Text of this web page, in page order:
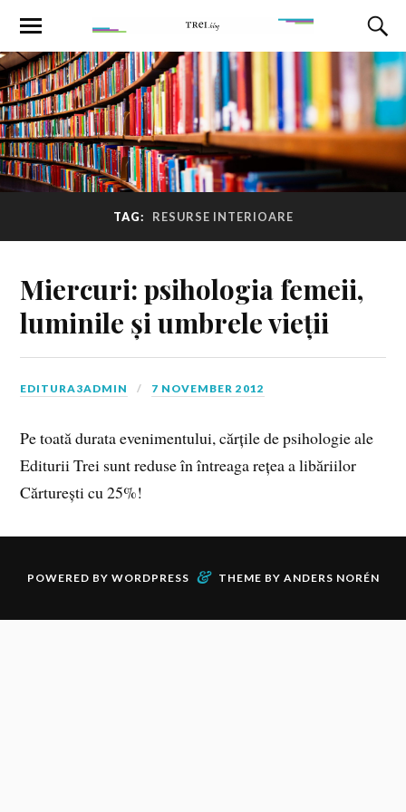
TAG: RESURSE INTERIOARE
Miercuri: psihologia femeii,
luminile și umbrele vieții
EDITURA3ADMIN 7 NOVEMBER 2012
Pe toată durata evenimentului, cărțile de psihologie ale
Editurii Trei sunt reduse în întreaga rețea a libăriilor
Cărturești cu 25%!
POWERED BY WORDPRESS & THEME BY ANDERS NORÉN